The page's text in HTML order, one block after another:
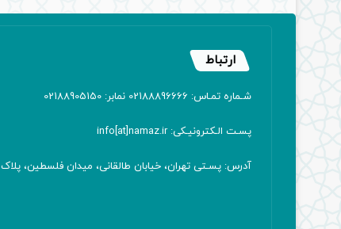
ارتباط
شـماره تمـاس: 02188896666 نمابر: 02188905150
پسـت الـکترونیـکی: info[at]namaz.ir
آدرس: پسـتی تهران، خیابان طالقانی، میدان فلسطین، پلاک 387 کدپستی: ۱۴۱۶۷۱۳۸۱۱